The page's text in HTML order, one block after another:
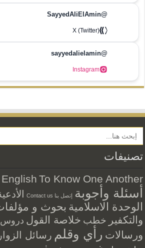
@SayyedAliElAmin
X (Twitter)
@sayyedalielamin
Instagram
Search Button
تصنيفات
English To Know One Another
أسئلة وأجوبة إتصل بنا Contact us
الوحدة الاسلامية بحوث و
والتكفير خطب خلاصة القول دروس
ورسالات رأي وقلم رسائل الزوار